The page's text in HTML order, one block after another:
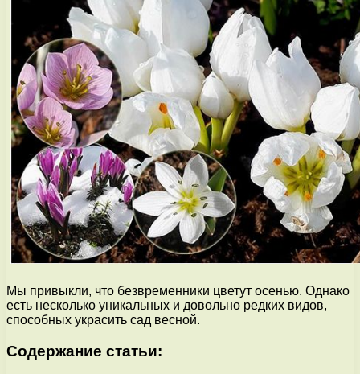
Мы привыкли, что безвременники цветут осенью. Однако
есть несколько уникальных и довольно редких видов,
способных украсить сад весной.
Содержание статьи: